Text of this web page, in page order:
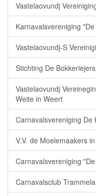
Vastelaovundj
Karnavalsvereniging
Vastelaovundj-S
Stichting De
Vastelaovundj
Weite in Weert
Carnavalsvereniging De
V.V. de Moelemaakers
Carnavalsvereniging
Carnavalsclub